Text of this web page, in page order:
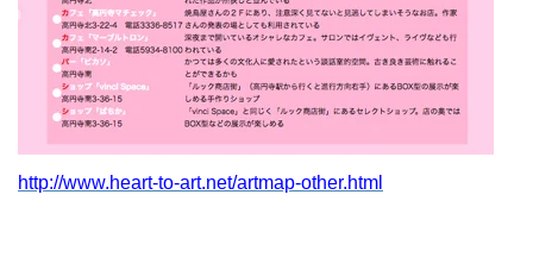
http://www.heart-to-art.net/artmap-other.html